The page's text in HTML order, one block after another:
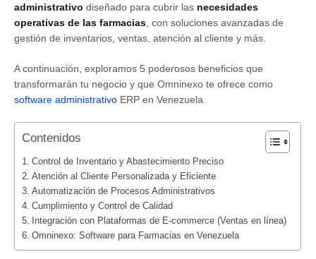
administrativo diseñado para cubrir las necesidades
operativas de las farmacias , con soluciones avanzadas de
gestión de inventarios, ventas, atención al cliente y más.
A continuación, exploramos 5 poderosos beneficios que
transformarán tu negocio y que Omninexo te ofrece como
software administrativo ERP en Venezuela.
Contenidos
Control de Inventario y Abastecimiento Preciso
Atención al Cliente Personalizada y Eficiente
Automatización de Procesos Administrativos
Cumplimiento y Control de Calidad
Integración con Plataformas de E-commerce (Ventas en línea)
Omninexo: Software para Farmacias en Venezuela